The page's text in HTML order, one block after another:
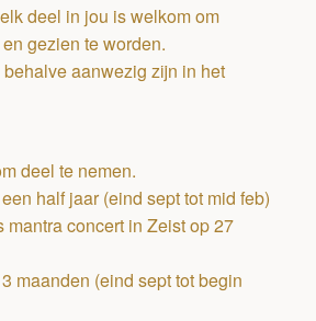
deel in jou is welkom om
gezien te worden.
aanwezig zijn in het
deel te nemen.
half jaar (eind sept tot mid feb)
mantra concert in Zeist op 27
maanden (eind sept tot begin